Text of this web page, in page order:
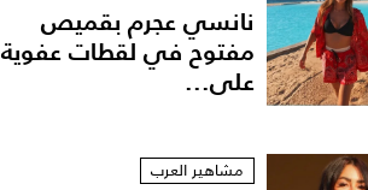
نانسي عجرم بقميص
مفتوح في لقطات عفوية
على...
مشاهير العرب